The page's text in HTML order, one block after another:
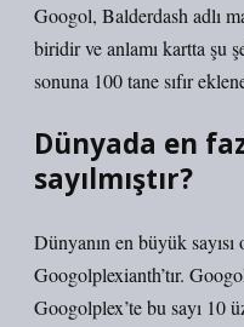
Googol, Balderdash adlı
biridir ve anlamı kartta şu
sonuna 100 tane sıfır
Dünyada en
sayılmıştır?
Dünyanın en büyük
Googolplexianth’tır.
Googolplex’te bu sayı 10